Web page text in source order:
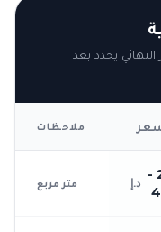
يحدد بعد
ملاحظات
25 -
د.إ متر مربع